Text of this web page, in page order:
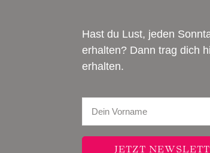
Hast du Lust, jeden
erhalten? Dann trag dich
erhalten.
JETZT